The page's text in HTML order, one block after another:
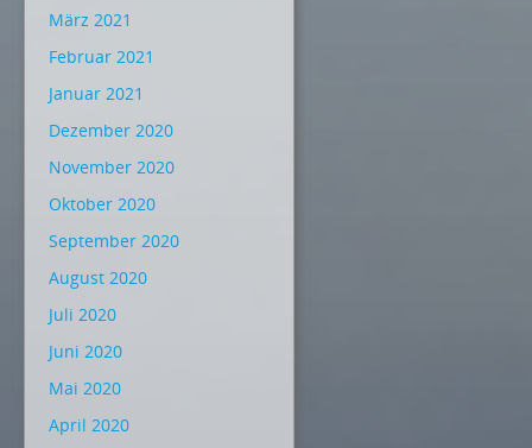
März 2021
Februar 2021
Januar 2021
Dezember 2020
November 2020
Oktober 2020
September 2020
August 2020
Juli 2020
Juni 2020
Mai 2020
April 2020